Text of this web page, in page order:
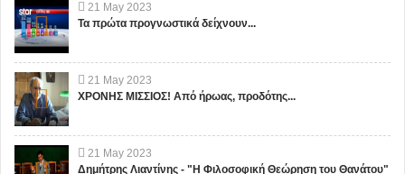
21 May 2023
Τα πρώτα προγνωστικά δείχνουν...
21 May 2023
ΧΡΟΝΗΣ ΜΙΣΣΙΟΣ! Από ήρωας, προδότης...
21 May 2023
Δημήτρης Λιαντίνης - "Η Φιλοσοφική Θεώρηση του Θανάτου"